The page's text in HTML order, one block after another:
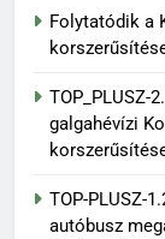
Folytatódik a
TOP_PLUSZ-
galgahévízi
TOP-PLUSZ-
autóbusz